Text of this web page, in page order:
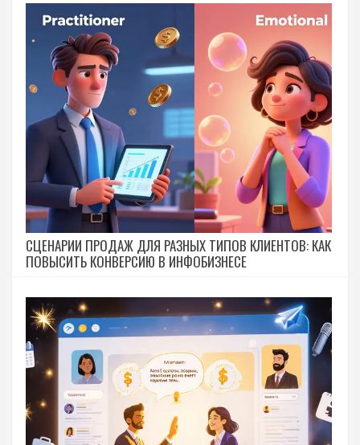
СЦЕНАРИИ ПРОДАЖ ДЛЯ РАЗНЫХ ТИПОВ КЛИЕНТОВ: КАК
ПОВЫСИТЬ КОНВЕРСИЮ В ИНФОБИЗНЕСЕ